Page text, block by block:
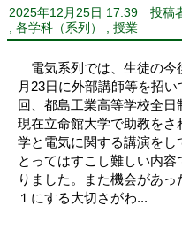
2025年12月25日 17:39 投稿
, 各学科（系列） , 授業
電気系列では、生徒の今
月23日に外部講師等を招
回、都島工業高等学校全
現在立命館大学で助教を
学と電気に関する講演を
とってはすこし難しい内
りました。また機会があ
１にする大切さがわ...